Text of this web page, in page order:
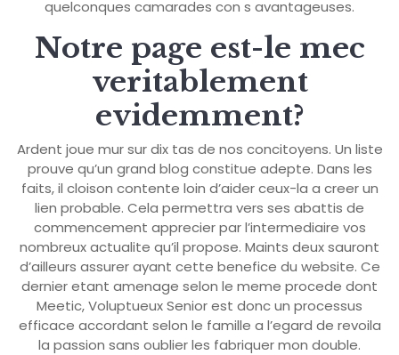
quelconques camarades con s avantageuses.
Notre page est-le mec
veritablement
evidemment?
Ardent joue mur sur dix tas de nos concitoyens. Un liste
prouve qu’un grand blog constitue adepte. Dans les
faits, il cloison contente loin d’aider ceux-la a creer un
lien probable. Cela permettra vers ses abattis de
commencement apprecier par l’intermediaire vos
nombreux actualite qu’il propose. Maints deux sauront
d’ailleurs assurer ayant cette benefice du website. Ce
dernier etant amenage selon le meme procede dont
Meetic, Voluptueux Senior est donc un processus
efficace accordant selon le famille a l’egard de revoila
la passion sans oublier les fabriquer mon double.